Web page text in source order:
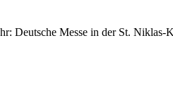
Deutsche Messe in der St.